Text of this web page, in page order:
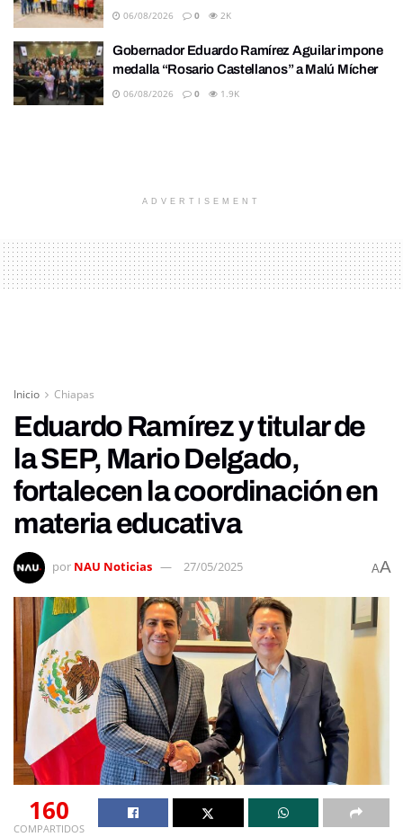
06/08/2026 0 2K
Gobernador Eduardo Ramírez Aguilar impone
medalla “Rosario Castellanos” a Malú Mícher
06/08/2026 0 1.9K
ADVERTISEMENT
Inicio Chiapas
Eduardo Ramírez y titular de
la SEP, Mario Delgado,
fortalecen la coordinación en
materia educativa
por NAU Noticias 27/05/2025 AA
160
COMPARTIDOS